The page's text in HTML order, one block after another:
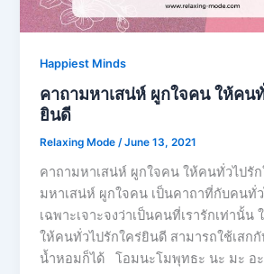
Happiest Minds
คาถามหาเสน่ห์ ผูกใจคน ให้คน
ยินดี
Relaxing Mode/June 13, 2021
คาถามหาเสน่ห์ ผูกใจคน ให้คนทั่วไปรั
มหาเสน่ห์ ผูกใจคน เป็นคาถาที่กับคนทั่
เฉพาะเจาะจงว่าเป็นคนที่เรารักเท่านั้น
ให้คนทั่วไปรักใคร่ยินดี สามารถใช้เสก
น้ำหอมก็ได้ โอมนะโมพุทธะ นะ มะ อะ